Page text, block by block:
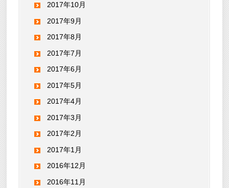
2017年10月
2017年9月
2017年8月
2017年7月
2017年6月
2017年5月
2017年4月
2017年3月
2017年2月
2017年1月
2016年12月
2016年11月